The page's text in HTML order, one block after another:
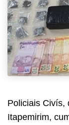
Policiais Civís,
Itapemirim,